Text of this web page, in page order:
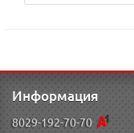
Информация
8029-192-70-70